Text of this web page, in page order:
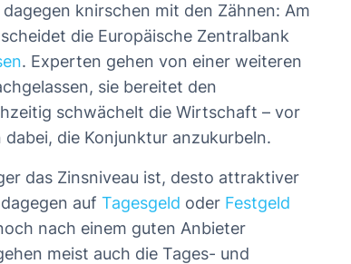
drin
knirschen mit den Zähnen: Am
die Europäische Zentralbank
. Experten gehen von einer weiteren
sie bereitet den
schwächelt die Wirtschaft – vor
die Konjunktur anzukurbeln.
das Zinsniveau ist, desto attraktiver
auf Tagesgeld oder Festgeld
nach einem guten Anbieter
meist auch die Tages- und